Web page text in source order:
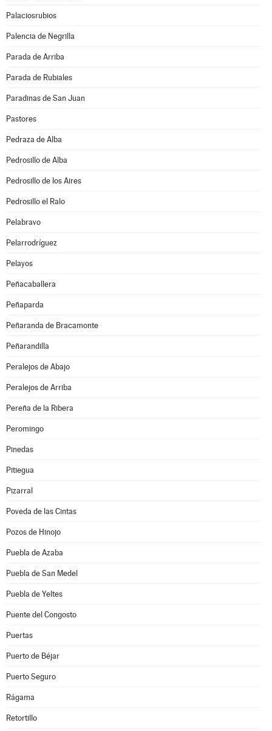
Palaciosrubios
Palencia de Negrilla
Parada de Arriba
Parada de Rubiales
Paradinas de San Juan
Pastores
Pedraza de Alba
Pedrosillo de Alba
Pedrosillo de los Aires
Pedrosillo el Ralo
Pelabravo
Pelarrodríguez
Pelayos
Peñacaballera
Peñaparda
Peñaranda de Bracamonte
Peñarandilla
Peralejos de Abajo
Peralejos de Arriba
Pereña de la Ribera
Peromingo
Pinedas
Pitiegua
Pizarral
Poveda de las Cintas
Pozos de Hinojo
Puebla de Azaba
Puebla de San Medel
Puebla de Yeltes
Puente del Congosto
Puertas
Puerto de Béjar
Puerto Seguro
Rágama
Retortillo